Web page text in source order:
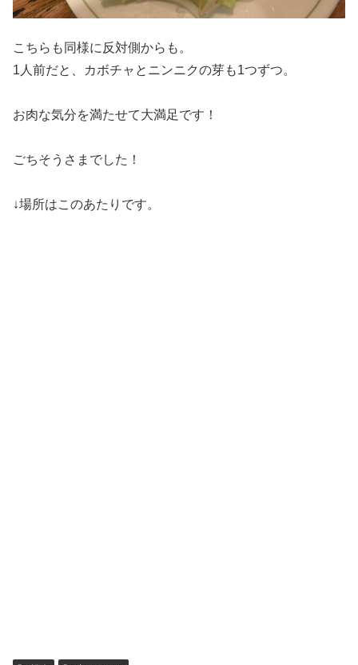
こちらも同様に反対側からも。
1人前だと、カボチャとニンニクの芽も1つずつ。
お肉な気分を満たせて大満足です！
ごちそうさまでした！
↓場所はこのあたりです。